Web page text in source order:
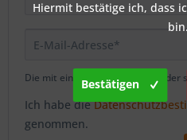
Die mit einem * markierten Felder
Ich habe die
genommen.
Hiermit bestätige ich, dass
bin.
Bestätigen